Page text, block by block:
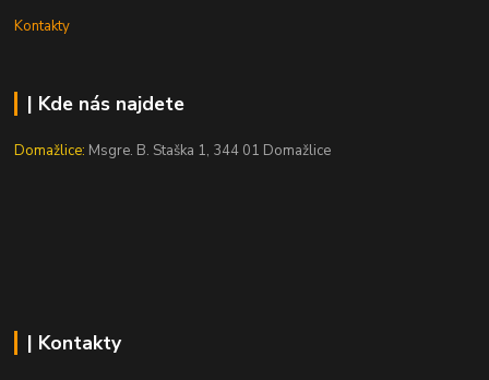
Kontakty
| Kde nás najdete
Domažlice: Msgre. B. Staška 1, 344 01 Domažlice
| Kontakty